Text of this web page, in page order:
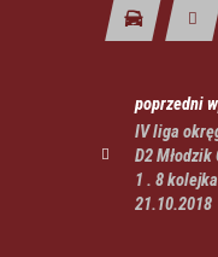
poprzedni
IV liga
D2 Młodzik
1 . 8 kolejka
21.10.2018